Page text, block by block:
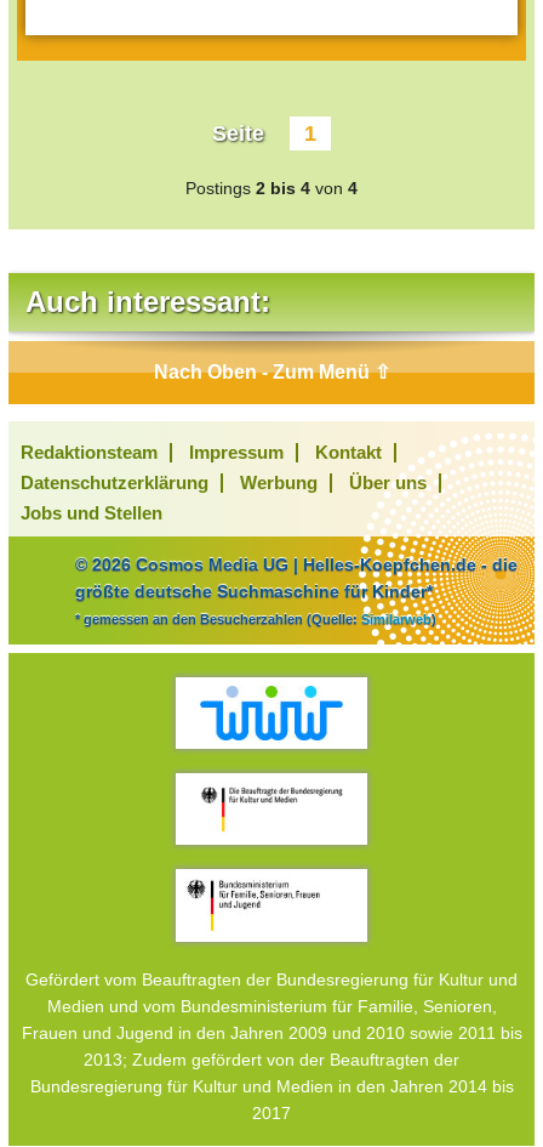
Seite 1
Postings 2 bis 4 von 4
Auch interessant:
Nach Oben - Zum Menü ⇧
Redaktionsteam Impressum
Kontakt
Datenschutzerklärung
Werbung
Über uns
Jobs und Stellen
© 2026 Cosmos Media UG | Helles-Koepfchen.de - die
größte deutsche Suchmaschine für Kinder*
* gemessen an den Besucherzahlen (Quelle: Similarweb)
Gefördert vom Beauftragten der Bundesregierung für Kultur und
Medien und vom Bundesministerium für Familie, Senioren,
Frauen und Jugend in den Jahren 2009 und 2010 sowie 2011 bis
2013; Zudem gefördert von der Beauftragten der
Bundesregierung für Kultur und Medien in den Jahren 2014 bis
2017